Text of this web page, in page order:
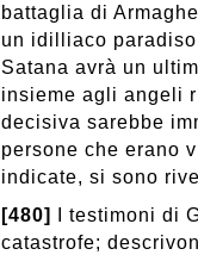
battaglia di
un idilliaco
Satana avrà un
insieme agli angeli
decisiva sarebbe
persone che erano
indicate, si sono
[480]
I testimoni di
catastrofe;